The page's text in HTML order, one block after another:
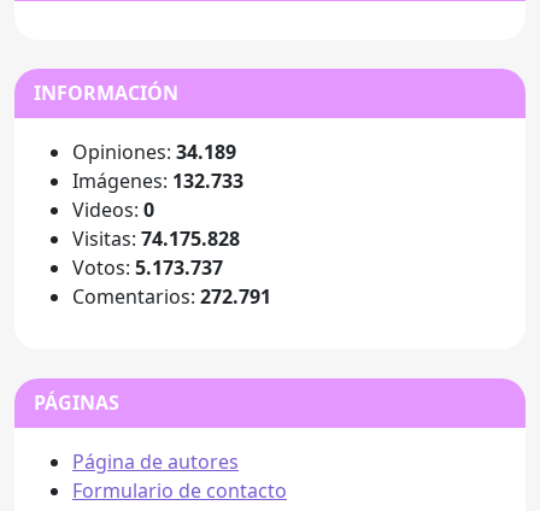
INFORMACIÓN
Opiniones: 34.189
Imágenes: 132.733
Videos: 0
Visitas: 74.175.828
Votos: 5.173.737
Comentarios: 272.791
PÁGINAS
Página de autores
Formulario de contacto